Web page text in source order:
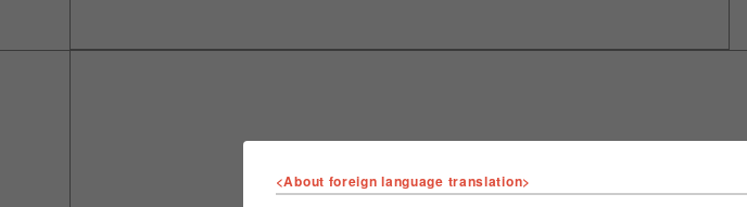
ショップ名
FURFUR
<About foreign language translation>